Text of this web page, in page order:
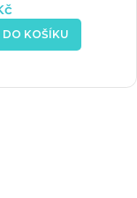
DO KOŠÍKU